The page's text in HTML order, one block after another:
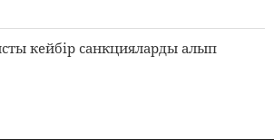
кейбір санкцияларды алып